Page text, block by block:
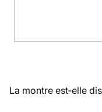
La montre est‑elle